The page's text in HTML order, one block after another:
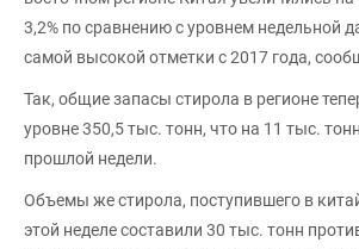
3,2% по сравнению с уровнем недельной
самой высокой отметки с 2017 года,
Так, общие запасы стирола в регионе
уровне 350,5 тыс. тонн, что на 11 тыс.
прошлой недели.
Объемы же стирола, поступившего в
этой неделе составили 30 тыс. тонн